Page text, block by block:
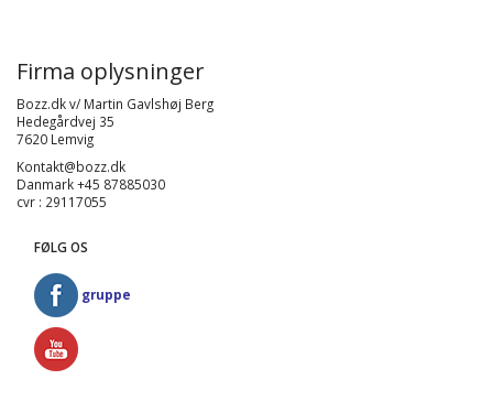
Firma oplysninger
Bozz.dk v/ Martin Gavlshøj Berg
Hedegårdvej 35
7620 Lemvig
Kontakt@bozz.dk
Danmark +45 87885030
cvr : 29117055
FØLG OS
gruppe